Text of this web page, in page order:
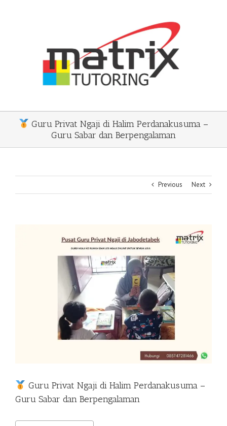
Guru Privat Ngaji di Halim Perdanakusuma –
Guru Sabar dan Berpengalaman
Previous Next
Guru Privat Ngaji di Halim Perdanakusuma –
Guru Sabar dan Berpengalaman